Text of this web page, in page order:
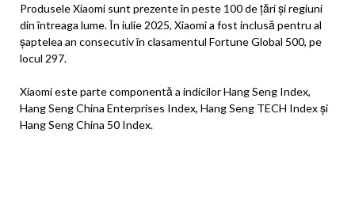
Produsele Xiaomi sunt prezente în peste 100 de țări și regiuni
din întreaga lume. În iulie 2025, Xiaomi a fost inclusă pentru al
șaptelea an consecutiv în clasamentul Fortune Global 500, pe
locul 297.
Xiaomi este parte componentă a indicilor Hang Seng Index,
Hang Seng China Enterprises Index, Hang Seng TECH Index și
Hang Seng China 50 Index.